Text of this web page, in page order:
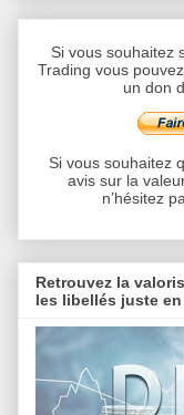
Si vous souhaitez
Trading vous
un don
Si vous souhaitez
avis sur la
n’hésitez
Retrouvez la
les libellés juste